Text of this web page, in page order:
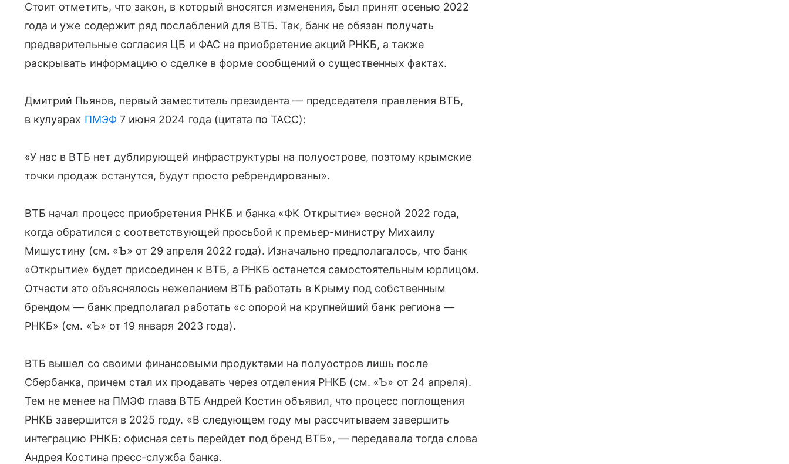
Стоит отметить, что закон, в который вносятся изменения, был принят осенью 2022
года и уже содержит ряд послаблений для ВТБ. Так, банк не обязан получать
предварительные согласия ЦБ и ФАС на приобретение акций РНКБ, а также
раскрывать информацию о сделке в форме сообщений о существенных фактах.
Дмитрий Пьянов, первый заместитель президента — председателя правления ВТБ,
в кулуарах ПМЭФ7 июня 2024 года (цитата по ТАСС):
«У нас в ВТБ нет дублирующей инфраструктуры на полуострове, поэтому крымские
точки продаж останутся, будут просто ребрендированы».
ВТБ начал процесс приобретения РНКБ и банка «ФК Открытие» весной 2022 года,
когда обратился с соответствующей просьбой к премьер-министру Михаилу
Мишустину (см. «Ъ» от 29 апреля 2022 года). Изначально предполагалось, что банк
«Открытие» будет присоединен к ВТБ, а РНКБ останется самостоятельным юрлицом.
Отчасти это объяснялось нежеланием ВТБ работать в Крыму под собственным
брендом — банк предполагал работать «с опорой на крупнейший банк региона —
РНКБ» (см. «Ъ» от 19 января 2023 года).
ВТБ вышел со своими финансовыми продуктами на полуостров лишь после
Сбербанка, причем стал их продавать через отделения РНКБ (см. «Ъ» от 24 апреля).
Тем не менее на ПМЭФ глава ВТБ Андрей Костин объявил, что процесс поглощения
РНКБ завершится в 2025 году. «В следующем году мы рассчитываем завершить
интеграцию РНКБ: офисная сеть перейдет под бренд ВТБ», — передавала тогда слова
Андрея Костина пресс-служба банка.